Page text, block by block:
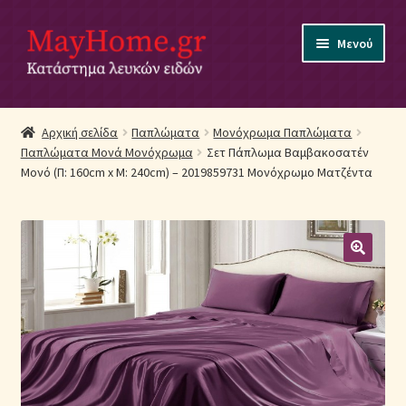
Απευθείας
μετάβαση
στην
Μετάβαση
σε
περιεχόμενο
Μενού
Αρχική
Ακύρωση Παραγγελίας
Βρεφικά Λευκά Είδη
Επικοινωνία
Επιστροφές Προϊόντων
Η εταιρία μας
Αρχική σελίδα Παπλώματα
Μονόχρωμα Παπλώματα
Παπλώματα Μονά Μονόχρωμα
Σετ Πάπλωμα Βαμβακοσατέν
Μονό (Π: 160cm x Μ: 240cm) – 2019859731 Μονόχρωμο Ματζέντα